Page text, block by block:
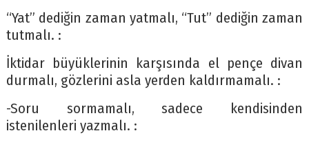
“Yat” dediğin zaman yatmalı, “Tut” dediğin zaman
tutmalı. :
İktidar büyüklerinin karşısında el pençe divan
durmalı, gözlerini asla yerden kaldırmamalı. :
-Soru sormamalı, sadece kendisinden
istenilenleri yazmalı. :